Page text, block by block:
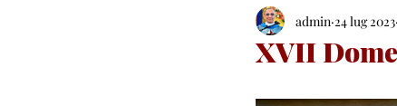
Vangelo anno B
XVII
admin 24 lug 2023